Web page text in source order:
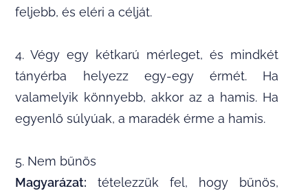
feljebb, és eléri a célját.
4. Végy egy kétkarú mérleget, és mindkét
tányérba helyezz egy-egy érmét. Ha
valamelyik könnyebb, akkor az a hamis. Ha
egyenlő súlyúak, a maradék érme a hamis.
5. Nem bűnös
Magyarázat: tételezzük fel, hogy bűnös,